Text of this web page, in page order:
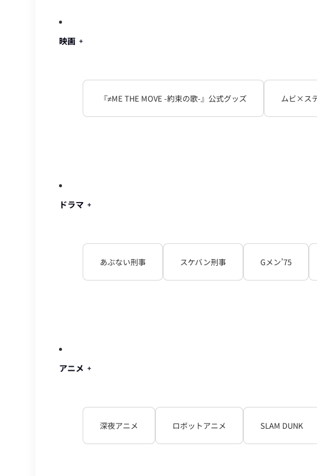
映画
『≠ME THE MOVE -約束の歌-』公式グッズ ムビ×ス
ドラマ
あぶない刑事 スケバン刑事 Gメン’75
アニメ
深夜アニメ ロボットアニメ SLAM DUNK